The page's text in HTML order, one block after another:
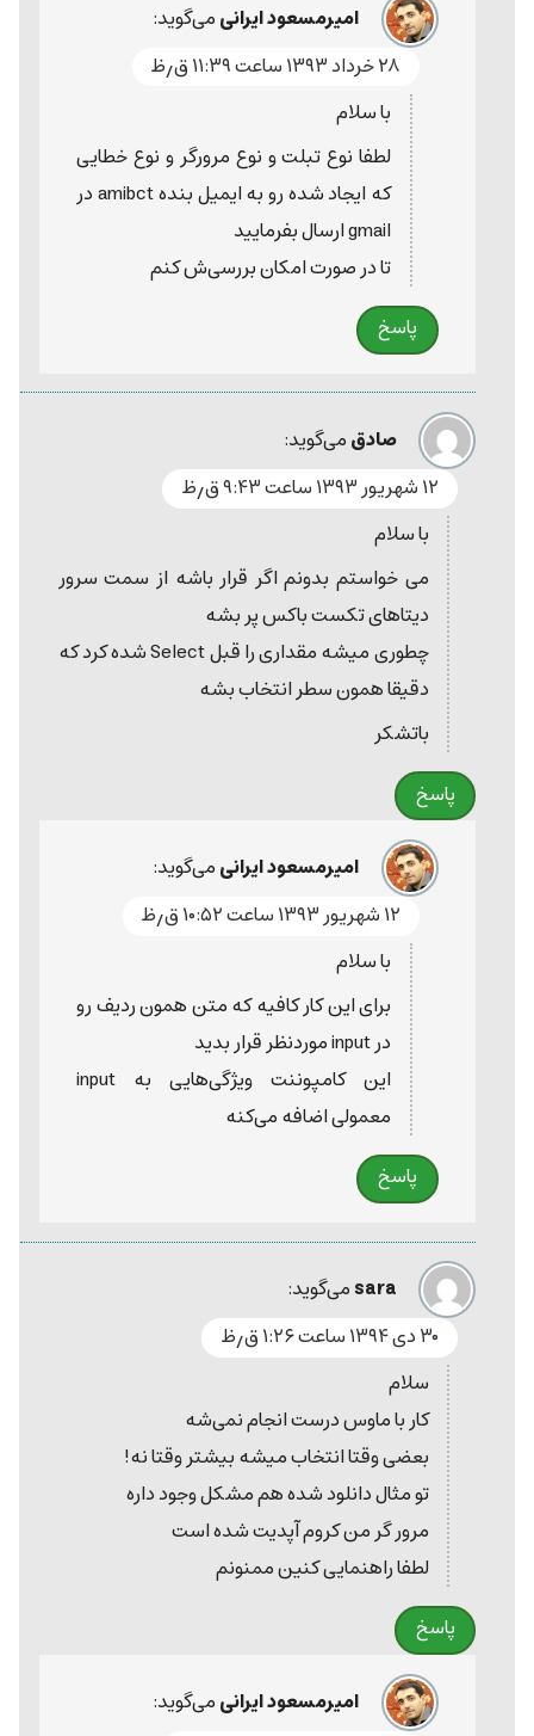
امیرمسعود ایرانیمی‌گوید:
۲۸ خرداد ۱۳۹۳ ساعت ۱۱:۳۹ ق٫ظ
با سلام
لطفا نوع تبلت و نوع مرورگر و نوع خطایی
که ایجاد شده رو به ایمیل بنده amibct در
gmail ارسال بفرمایید
تا در صورت امکان بررسی‌ش کنم
پاسخ
صادقمی‌گوید:
۱۲ شهریور ۱۳۹۳ ساعت ۹:۴۳ ق٫ظ
با سلام
می خواستم بدونم اگر قرار باشه از سمت سرور
دیتاهای تکست باکس پر بشه
چطوری میشه مقداری را قبل Select شده کرد که
دقیقا همون سطر انتخاب بشه
باتشکر
پاسخ
امیرمسعود ایرانیمی‌گوید:
۱۲ شهریور ۱۳۹۳ ساعت ۱۰:۵۲ ق٫ظ
با سلام
برای این کار کافیه که متن همون ردیف رو
در input موردنظر قرار بدید
این کامپوننت ویژگی‌هایی به input
معمولی اضافه می‌کنه
پاسخ
saraمی‌گوید:
۳۰ دی ۱۳۹۴ ساعت ۱:۲۶ ق٫ظ
سلام
کار با ماوس درست انجام نمی‌شه
بعضی وقتا انتخاب میشه بیشتر وقتا نه!
تو مثال دانلود شده هم مشکل وجود داره
مرور گر من کروم آپدیت شده است
لطفا راهنمایی کنین ممنونم
پاسخ
امیرمسعود ایرانیمی‌گوید: